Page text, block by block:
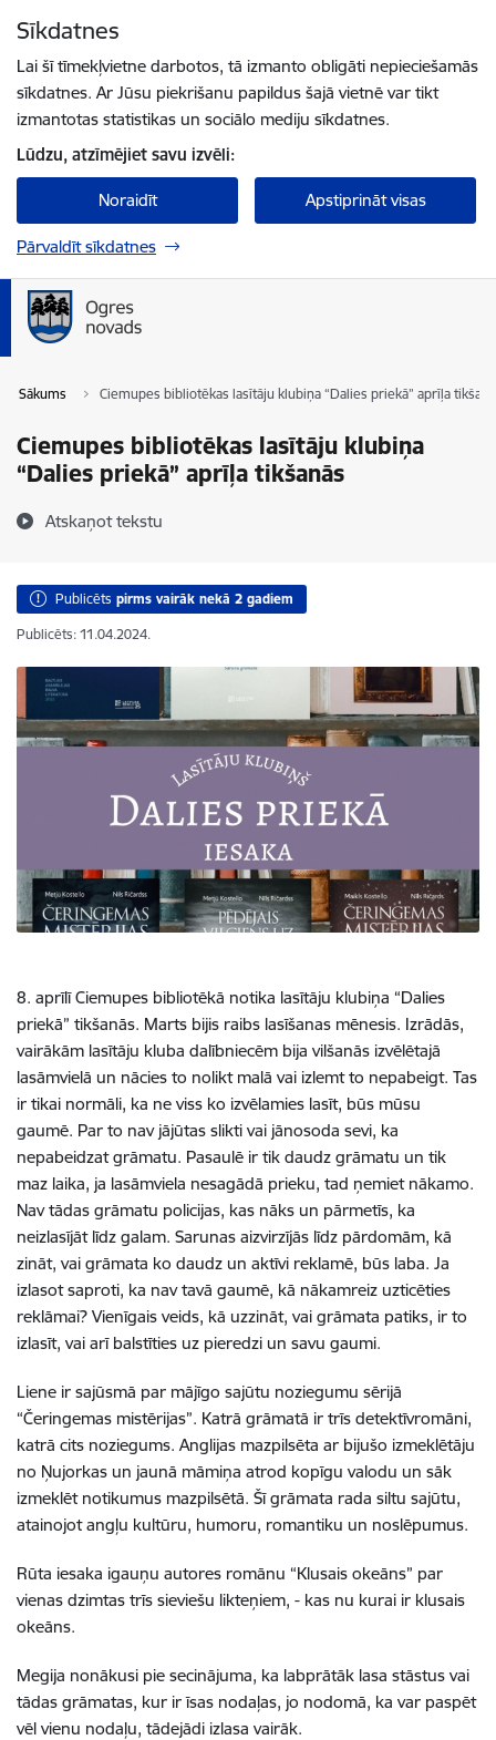
Sīkdatnes
Lai šī tīmekļvietne darbotos, tā izmanto obligāti nepieciešamās
sīkdatnes. Ar Jūsu piekrišanu papildus šajā vietnē var tikt
izmantotas statistikas un sociālo mediju sīkdatnes.
Lūdzu, atzīmējiet savu izvēli:
Noraidīt Apstiprināt visas
Pārvaldīt sīkdatnes
Sākums Ciemupes bibliotēkas lasītāju klubiņa “Dalies priekā” aprīļa
Ciemupes bibliotēkas lasītāju klubiņa
“Dalies priekā” aprīļa tikšanās
Atskaņot tekstu
Publicēts pirms vairāk nekā 2 gadiem
Publicēts: 11.04.2024.
8. aprīlī Ciemupes bibliotēkā notika lasītāju klubiņa “Dalies
priekā” tikšanās. Marts bijis raibs lasīšanas mēnesis. Izrādās,
vairākām lasītāju kluba dalībniecēm bija vilšanās izvēlētajā
lasāmvielā un nācies to nolikt malā vai izlemt to nepabeigt. Tas
ir tikai normāli, ka ne viss ko izvēlamies lasīt, būs mūsu
gaumē. Par to nav jājūtas slikti vai jānosoda sevi, ka
nepabeidzat grāmatu. Pasaulē ir tik daudz grāmatu un tik
maz laika, ja lasāmviela nesagādā prieku, tad ņemiet nākamo.
Nav tādas grāmatu policijas, kas nāks un pārmetīs, ka
neizlasījāt līdz galam. Sarunas aizvirzījās līdz pārdomām, kā
zināt, vai grāmata ko daudz un aktīvi reklamē, būs laba. Ja
izlasot saproti, ka nav tavā gaumē, kā nākamreiz uzticēties
reklāmai? Vienīgais veids, kā uzzināt, vai grāmata patiks, ir to
izlasīt, vai arī balstīties uz pieredzi un savu gaumi.
Liene ir sajūsmā par mājīgo sajūtu noziegumu sērijā
“Čeringemas mistērijas”. Katrā grāmatā ir trīs detektīvromāni,
katrā cits noziegums. Anglijas mazpilsēta ar bijušo izmeklētāju
no Ņujorkas un jaunā māmiņa atrod kopīgu valodu un sāk
izmeklēt notikumus mazpilsētā. Šī grāmata rada siltu sajūtu,
atainojot angļu kultūru, humoru, romantiku un noslēpumus.
Rūta iesaka igauņu autores romānu “Klusais okeāns” par
vienas dzimtas trīs sieviešu likteņiem, - kas nu kurai ir klusais
okeāns.
Megija nonākusi pie secinājuma, ka labprātāk lasa stāstus vai
tādas grāmatas, kur ir īsas nodaļas, jo nodomā, ka var paspēt
vēl vienu nodaļu, tādejādi izlasa vairāk.